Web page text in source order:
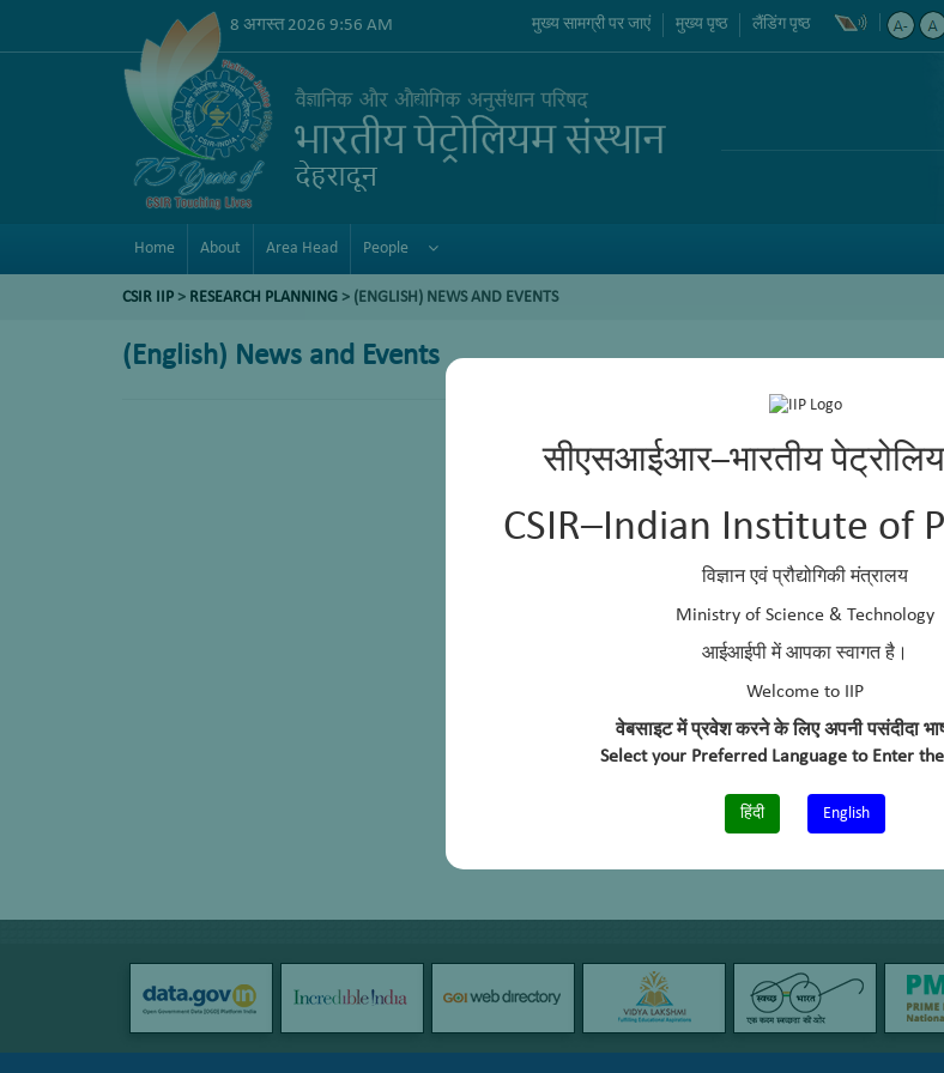
सीएसआईआर–भारतीय
CSIR–Indian Institute of
विज्ञान एवं प्रौद्योगिकी मंत्रालय
Ministry of Science & Technology
आईआईपी में आपका स्वागत है।
Welcome to IIP
वेबसाइट में प्रवेश करने के लिए अपनी पसंदीदा
Select your Preferred Language to Enter
हिंदी English
8 अगस्त 2026 9:56 AM मुख्य सामग्री पर जाएं मुख्य पृष्ठ लैंडिंग पृष्ठ
Home About Area Head People
CSIR IIP > RESEARCH PLANNING > (ENGLISH) NEWS AND EVENTS
(English) News and Events